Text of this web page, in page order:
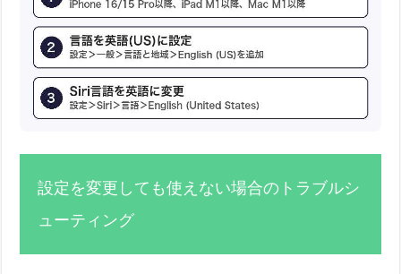
設定を変更しても使えない場合のトラブルシ
ューティング